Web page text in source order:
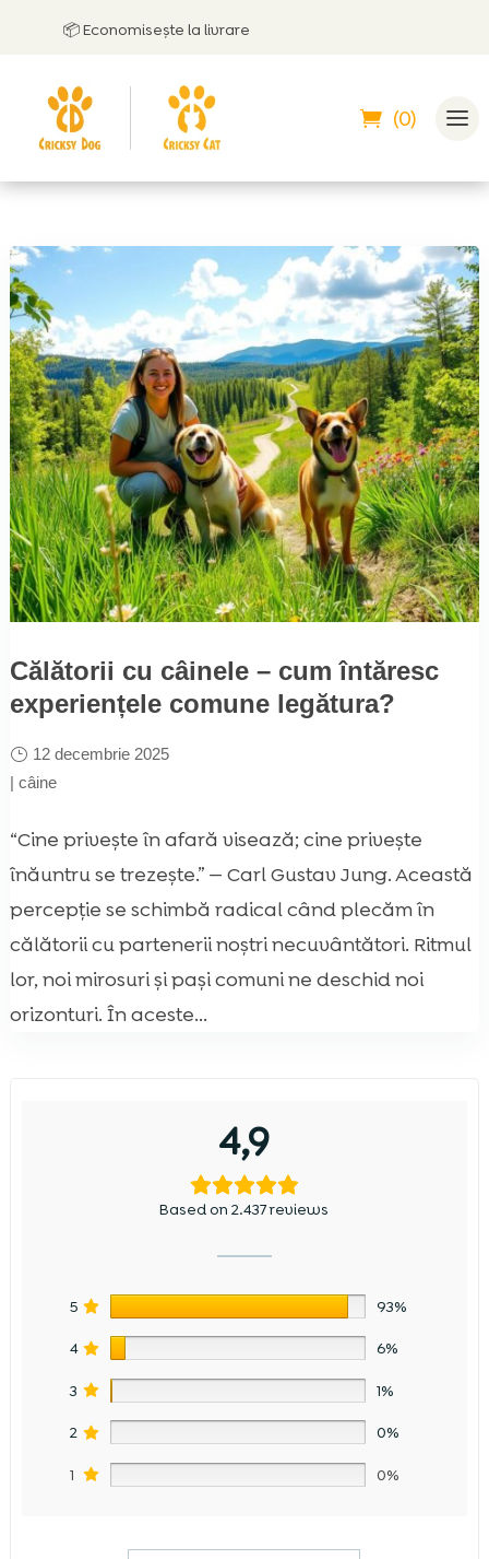
📦 Economisește la livrare
(0)
Călătorii cu câinele – cum întăresc
experiențele comune legătura?
12 decembrie 2025
| câine
“Cine privește în afară visează; cine privește
înăuntru se trezește.” — Carl Gustav Jung. Această
percepție se schimbă radical când plecăm în
călătorii cu partenerii noștri necuvântători. Ritmul
lor, noi mirosuri și pași comuni ne deschid noi
orizonturi. În aceste...
4,9
Based on 2.437 reviews
5 93%
4 6%
3 1%
2 0%
1 0%